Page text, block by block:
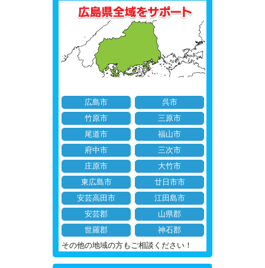
広島市
呉市
竹原市
三原市
尾道市
福山市
府中市
三次市
庄原市
大竹市
東広島市
廿日市市
安芸高田市
江田島市
安芸郡
山県郡
世羅郡
神石郡
その他の地域の方もご相談ください！